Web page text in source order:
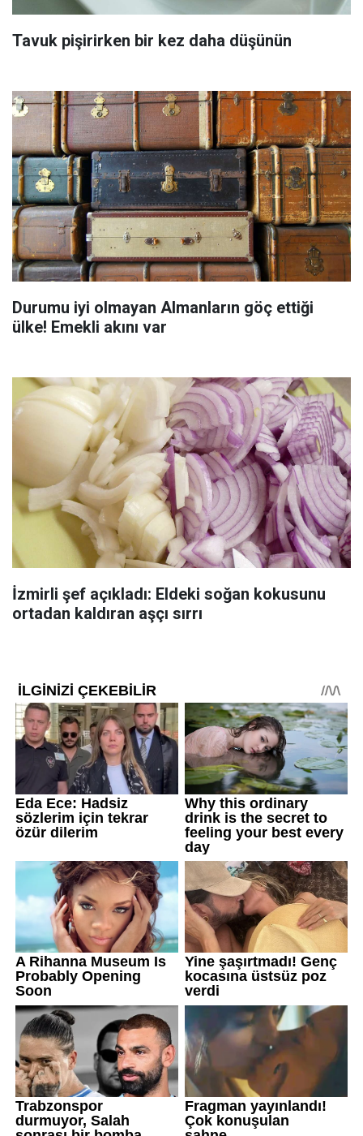
Tavuk pişirirken bir kez daha düşünün
Durumu iyi olmayan Almanların göç ettiği
ülke! Emekli akını var
İzmirli şef açıkladı: Eldeki soğan kokusunu
ortadan kaldıran aşçı sırrı